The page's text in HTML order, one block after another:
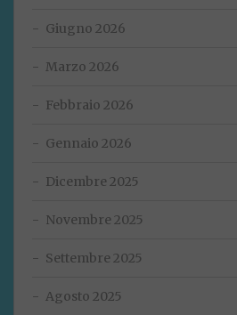
Giugno 2026
Marzo 2026
Febbraio 2026
Gennaio 2026
Dicembre 2025
Novembre 2025
Settembre 2025
Agosto 2025